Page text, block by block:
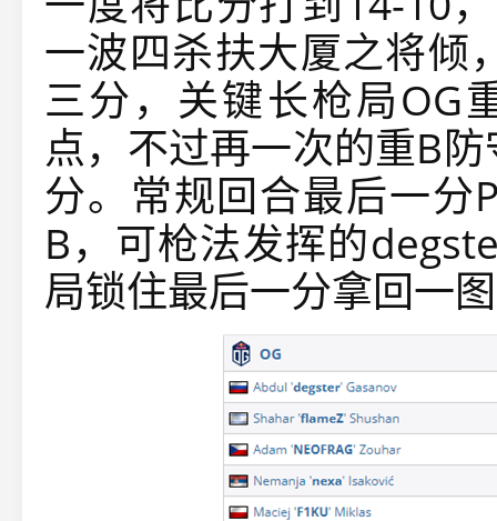
一波四杀扶大厦之将倾
三分，关键长枪局OG
点，不过再一次的重B
分。常规回合最后一分
B，可枪法发挥的
局锁住最后一分拿回一